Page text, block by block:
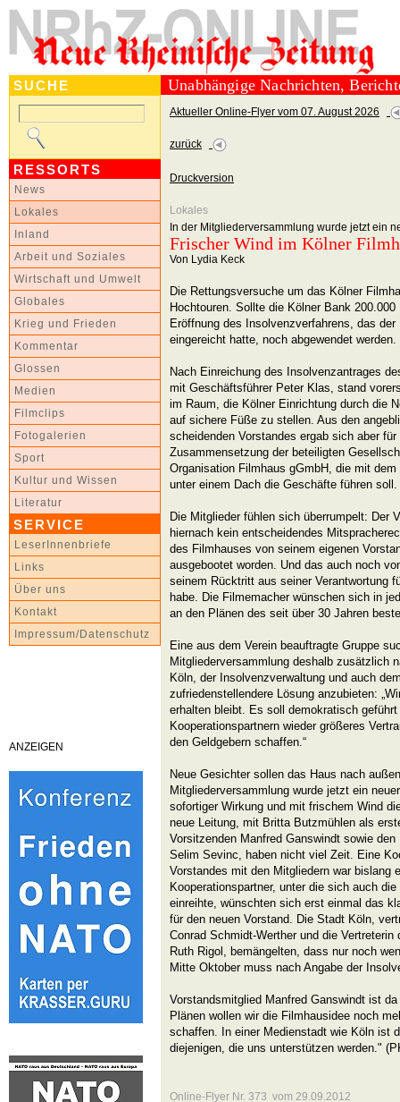
SUCHE
RESSORTS
News
Lokales
Inland
Arbeit und Soziales
Wirtschaft und Umwelt
Globales
Krieg und Frieden
Kommentar
Glossen
Medien
Filmclips
Fotogalerien
Sport
Kultur und Wissen
Literatur
SERVICE
LeserInnenbriefe
Links
Über uns
Kontakt
Impressum/Datenschutz
ANZEIGEN
Unabhängige Nachrichten,
Aktueller Online-Flyer vom 07. August 2026
zurück
Druckversion
Lokales
In der Mitgliederversammlung wurde jetzt ein
Frischer Wind im Kölner
Von Lydia Keck
Die Rettungsversuche um das Kölner
Hochtouren. Sollte die Kölner Bank
Eröffnung des Insolvenzverfahrens, das
eingereicht hatte, noch abgewendet werden.
Nach Einreichung des Insolvenzantrages
mit Geschäftsführer Peter Klas, stand
im Raum, die Kölner Einrichtung durch die
auf sichere Füße zu stellen. Aus den
scheidenden Vorstandes ergab sich aber
Zusammensetzung der beteiligten
Organisation Filmhaus gGmbH, die mit
unter einem Dach die Geschäfte führen soll.
Die Mitglieder fühlen sich überrumpelt: Der
hiernach kein entscheidendes
des Filmhauses von seinem eigenen
ausgebootet worden. Und das auch noch
seinem Rücktritt aus seiner Verantwortung
habe. Die Filmemacher wünschen sich in
an den Plänen des seit über 30 Jahren
Eine aus dem Verein beauftragte Gruppe
Mitgliederversammlung deshalb zusätzlich
Köln, der Insolvenzverwaltung und auch
zufriedenstellendere Lösung anzubieten:
erhalten bleibt. Es soll demokratisch
Kooperationspartnern wieder größeres
den Geldgebern schaffen.“
Neue Gesichter sollen das Haus nach
Mitgliederversammlung wurde jetzt ein
sofortiger Wirkung und mit frischem Wind
neue Leitung, mit Britta Butzmühlen als
Vorsitzenden Manfred Ganswindt sowie
Selim Sevinc, haben nicht viel Zeit. Eine
Vorstandes mit den Mitgliedern war bislang
Kooperationspartner, unter die sich auch
einreihte, wünschten sich erst einmal das
für den neuen Vorstand. Die Stadt Köln,
Conrad Schmidt-Werther und die
Ruth Rigol, bemängelten, dass nur noch
Mitte Oktober muss nach Angabe der
Vorstandsmitglied Manfred Ganswindt ist
Plänen wollen wir die Filmhausidee noch
schaffen. In einer Medienstadt wie Köln ist
diejenigen, die uns unterstützen werden."
Online-Flyer Nr. 373 vom 29.09.2012